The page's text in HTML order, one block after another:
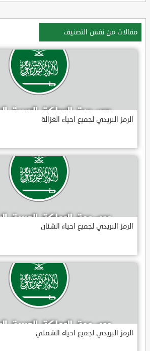
مقالات من نفس التصنيف
الرمز البريدي لجميع احياء الغزالة
الرمز البريدي لجميع احياء الشنان
الرمز البريدي لجميع احياء الشملي